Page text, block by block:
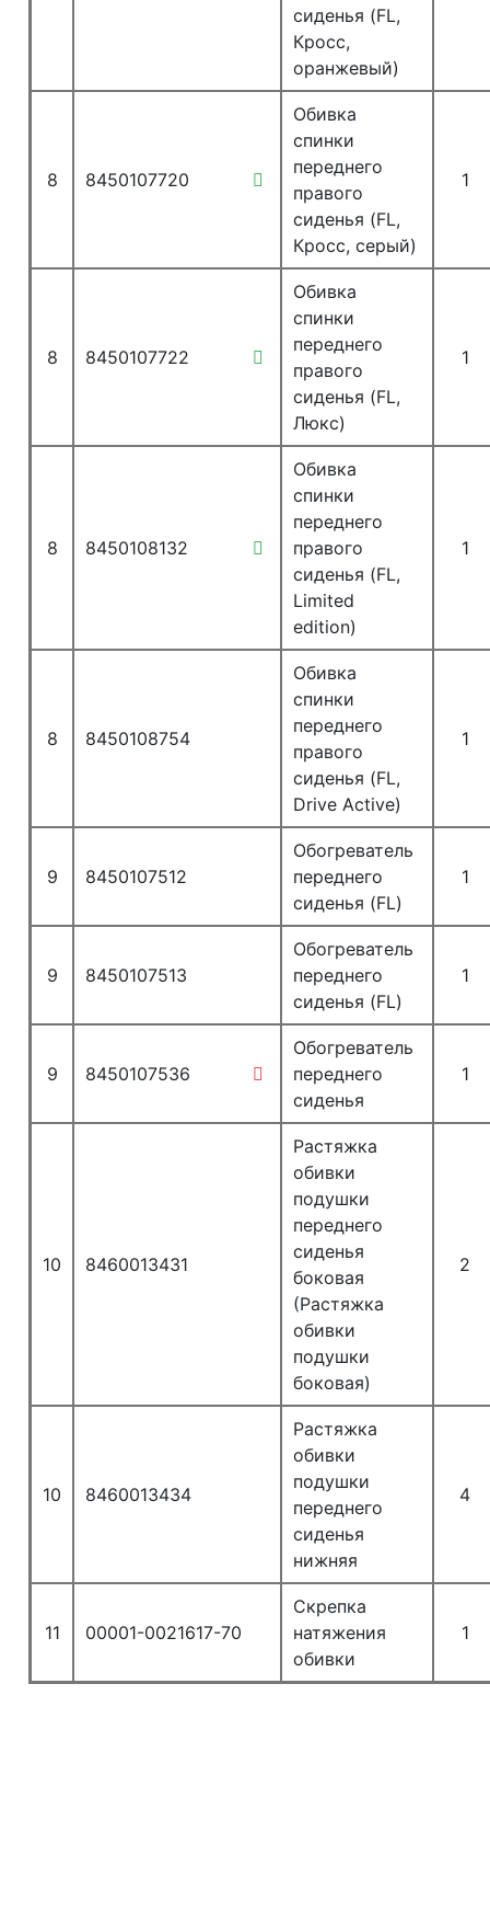
сиденья (FL,
Кросс,
оранжевый)
8 8450107720
Обивка
спинки
переднего
правого
сиденья (FL,
Кросс, серый)
1
8 8450107722
Обивка
спинки
переднего
правого
сиденья (FL,
Люкс)
1
8 8450108132
Обивка
спинки
переднего
правого
сиденья (FL,
Limited
edition)
1
8 8450108754
Обивка
спинки
переднего
правого
сиденья (FL,
Drive Active)
1
9 8450107512
Обогреватель
переднего
сиденья (FL)
1
9 8450107513
Обогреватель
переднего
сиденья (FL)
1
9 8450107536
Обогреватель
переднего
сиденья
1
10 8460013431
Растяжка
обивки
подушки
переднего
сиденья
боковая
(Растяжка
обивки
подушки
боковая)
2
10 8460013434
Растяжка
обивки
подушки
переднего
сиденья
нижняя
4
11 00001-0021617-70
Скрепка
натяжения
обивки
1